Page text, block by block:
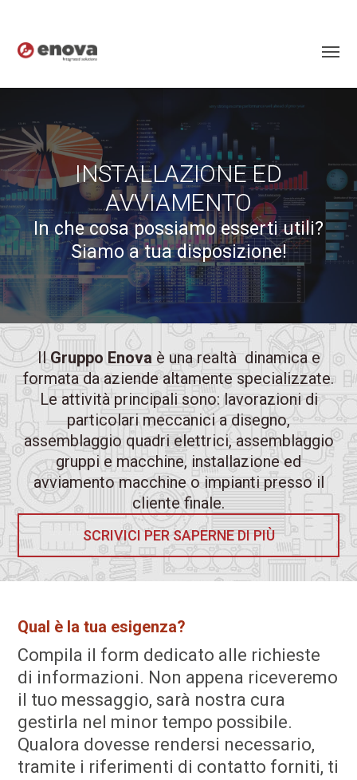
INSTALLAZIONE ED
AVVIAMENTO
In che cosa possiamo esserti utili?
Siamo a tua disposizione!
IlGruppo Enova è una realtà dinamica e
formata da aziende altamente specializzate.
Le attività principali sono: lavorazioni di
particolari meccanici a disegno,
assemblaggio quadri elettrici, assemblaggio
gruppi e macchine, installazione ed
avviamento macchine o impianti presso il
cliente finale.
SCRIVICI PER SAPERNE DI PIÙ
Qual è la tua esigenza?
Compila il form dedicato alle richieste
di informazioni. Non appena riceveremo
il tuo messaggio, sarà nostra cura
gestirla nel minor tempo possibile.
Qualora dovesse rendersi necessario,
tramite i riferimenti di contatto forniti, ti